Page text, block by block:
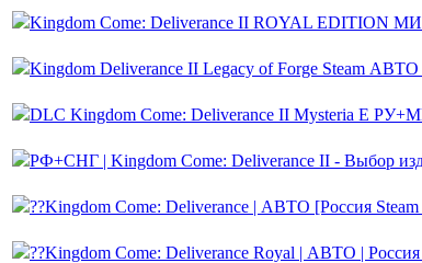
Kingdom Come: Deliverance II ROYAL EDITION
Kingdom Deliverance II Legacy of Forge Steam
DLC Kingdom Come: Deliverance II Mysteria E
РФ+СНГ | Kingdom Come: Deliverance II - Выбор
??Kingdom Come: Deliverance | АВТО [Россия
??Kingdom Come: Deliverance Royal | АВТО | Россия